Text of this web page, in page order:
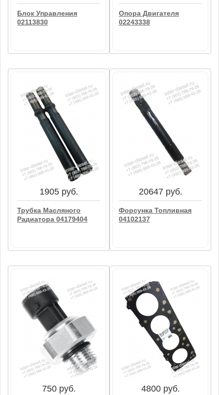
Блок Управления
02113830
43155 руб.
Блок Управления
В корзину
Опора Двигателя
02243338
4650 руб.
Опора Двигателя
02243338
1905 руб.
Трубка Масляного
Радиатора 04179404
1905 руб.
Трубка Масляного
Радиатора 04179404
В корзину
20647 руб.
Форсунка Топливная
04102137
20647 руб.
Форсунка Топливная
В корзину
750 руб. 4800 руб.